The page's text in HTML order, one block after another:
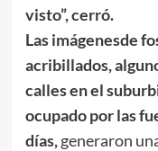
visto”, cerró.
Las imágenesde
acribillados,
calles en el
ocupado por las
días,generaron